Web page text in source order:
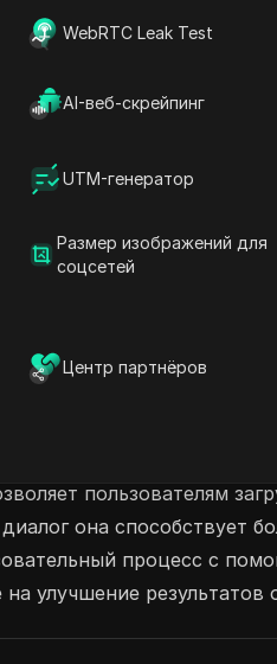
WebRTC Leak Test
AI-веб-скрейпинг
UTM-генератор
Размер изображений для
соцсетей
Центр партнёров
свои
с
пользователям
она способствует
процесс с
улучшение результатов